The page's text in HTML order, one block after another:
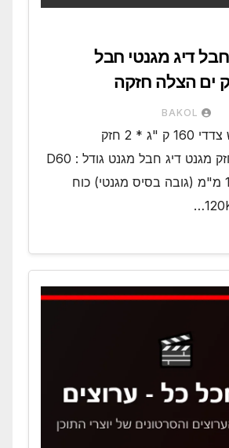
דיג מגנטי חבל
ים הצלה חזקה
BAKOL
שני מגנט חיפוש צדדי 160 ק "ג * 2 חזק
Neodymium חזק מגנט דיג חבל מגנט גודל : D60
מ"מ (קוטר)* 15 מ"מ (גובה בסיס מגנטי) כוח